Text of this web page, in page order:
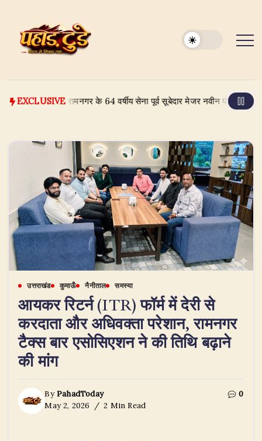
content
EXCLUSIVE
रामनगर के 64 वर्षीय सेना पूर्व सूबेदार मेजर नवीन पोखरियाल ने दिल्ली
उत्तराखंड कुमाऊँ नैनीताल समस्या
​आयकर रिटर्न (ITR) फॉर्म में देरी से
करदाता और अधिवक्ता परेशान, रामनगर
टैक्स बार एसोसिएशन ने की तिथि बढ़ाने
की मांग
ByPahadToday
May 2, 2026
2 Min Read
0